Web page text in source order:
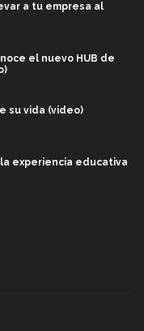
a tu empresa al
el nuevo HUB de
su vida (video)
experiencia educativa